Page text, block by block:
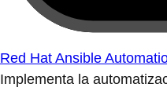
Red Hat Ansible
Implementa la